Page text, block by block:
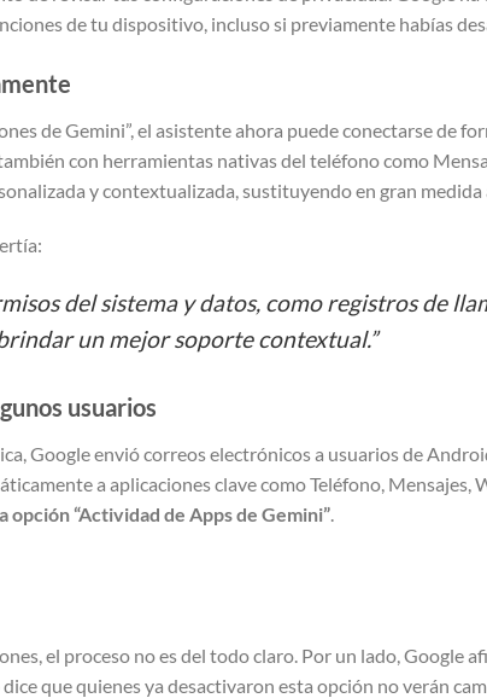
de tu dispositivo, incluso si previamente habías
de Gemini”, el asistente ahora puede conectarse de
con herramientas nativas del teléfono como
y contextualizada, sustituyendo en gran
del sistema y datos, como registros de
un mejor soporte contextual.”
usuarios
Google envió correos electrónicos a usuarios de
a aplicaciones clave como Teléfono,
“Actividad de Apps de Gemini”.
el proceso no es del todo claro. Por un lado, Google
que quienes ya desactivaron esta opción no verán